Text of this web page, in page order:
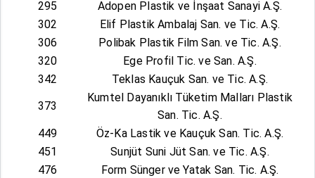
295
Adopen Plastik ve İnşaat Sanayi A.Ş.
302
Elif Plastik Ambalaj San. ve Tic. A.Ş.
306
Polibak Plastik Film San. ve Tic. A.Ş.
320
Ege Profil Tic. ve San. A.Ş.
342
Teklas Kauçuk San. ve Tic. A.Ş.
373
Kumtel Dayanıklı Tüketim Malları Plastik
San. Tic. A.Ş.
449
Öz-Ka Lastik ve Kauçuk San. Tic. A.Ş.
451
Sunjüt Suni Jüt San. ve Tic. A.Ş.
476
Form Sünger ve Yatak San. Tic. A.Ş.